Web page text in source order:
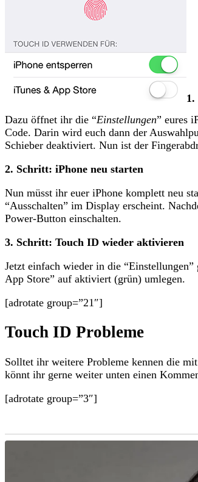
Dazu öffnet ihr die “Einstellungen” eures
Code. Darin wird euch dann der
Schieber deaktiviert. Nun ist der
2. Schritt: iPhone neu starten
Nun müsst ihr euer iPhone komplett neu
“Ausschalten” im Display erscheint.
Power-Button einschalten.
3. Schritt: Touch ID wieder aktivieren
Jetzt einfach wieder in die
App Store” auf aktiviert (grün) umlegen.
[adrotate group=”21″]
Touch ID Probleme
Solltet ihr weitere Probleme kennen die
könnt ihr gerne weiter unten einen
[adrotate group=”3″]